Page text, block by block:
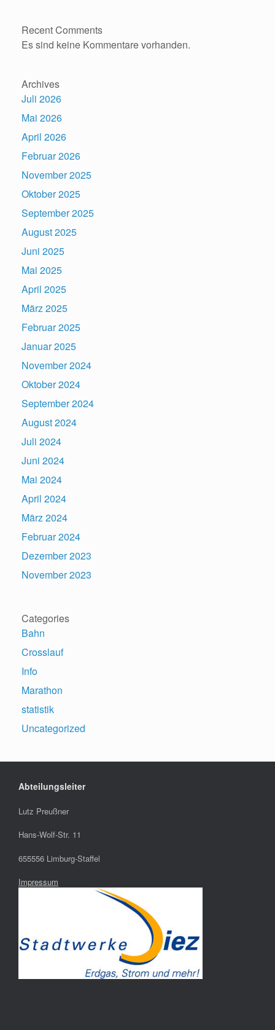
Recent Comments
Es sind keine Kommentare vorhanden.
Archives
Juli 2026
Mai 2026
April 2026
Februar 2026
November 2025
Oktober 2025
September 2025
August 2025
Juni 2025
Mai 2025
April 2025
März 2025
Februar 2025
Januar 2025
November 2024
Oktober 2024
September 2024
August 2024
Juli 2024
Juni 2024
Mai 2024
April 2024
März 2024
Februar 2024
Dezember 2023
November 2023
Categories
Bahn
Crosslauf
Info
Marathon
statistik
Uncategorized
Abteilungsleiter
Lutz Preußner
Hans-Wolf-Str. 11
655556 Limburg-Staffel
Impressum